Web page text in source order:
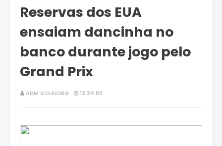
Reservas dos EUA
ensaiam dancinha no
banco durante jogo pelo
Grand Prix
ADM VOLEIORG 12:24:00